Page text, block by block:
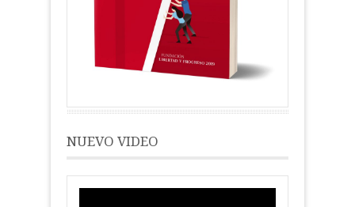
NUEVO VIDEO